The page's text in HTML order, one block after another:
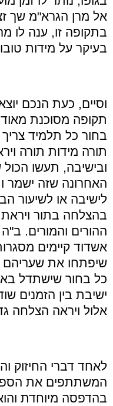
אל מרן הגרא"מ שך
בתקופה זו, ענה לו
בעיקר על מידות
וסיים, כעת הנכם
תקופה מסוכנת
בחור כל תלמיד
תורה מידות תורה
ובישיבה, תעשו
האחרונה שזה ישמר
לישיבה או לשיעור
בהצלחה בתור
ההורים והמורים.
אשדוד קיימים
שיפתחו את
כל בחור שישתדל
ישיבת בין הזמנים
אלול ויראה הצלחה
לאחד דברי החיזוק
המשתתפים את
בהדפסה מיוחדת